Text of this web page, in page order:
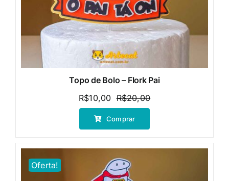
Topo de Bolo – Flork Pai
R$20,00O
preço
R$10,00
O
preço
Comprar
Oferta!